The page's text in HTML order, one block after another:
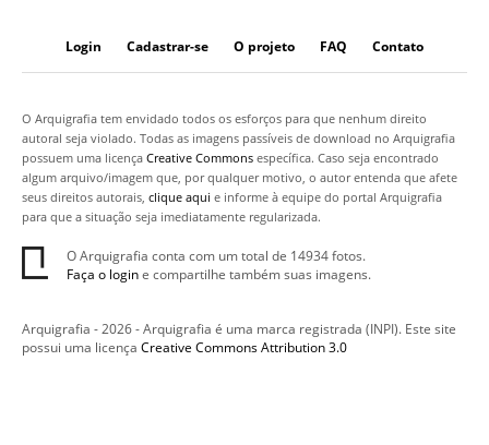
Login Cadastrar-se O projeto FAQ Contato
O Arquigrafia tem envidado todos os esforços para que nenhum direito
autoral seja violado. Todas as imagens passíveis de download no Arquigrafia
possuem uma licença Creative Commons específica. Caso seja encontrado
algum arquivo/imagem que, por qualquer motivo, o autor entenda que afete
seus direitos autorais, clique aqui e informe à equipe do portal Arquigrafia
para que a situação seja imediatamente regularizada.
O Arquigrafia conta com um total de 14934 fotos.
Faça o logine compartilhe também suas imagens.
Arquigrafia - 2026 - Arquigrafia é uma marca registrada (INPI). Este site
possui uma licença Creative Commons Attribution 3.0